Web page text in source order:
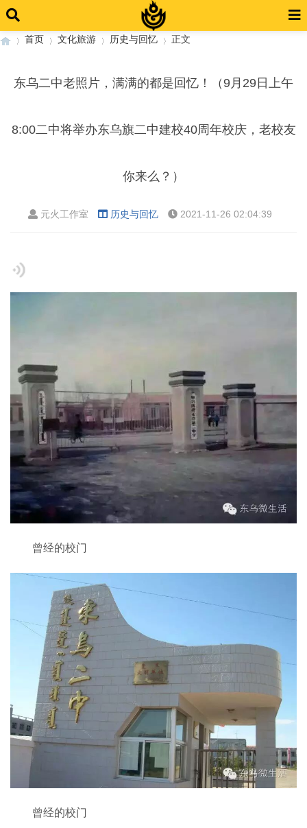
首页 文化旅游 历史与回忆 正文
东乌二中老照片，满满的都是回忆！（9月29日上午
8:00二中将举办东乌旗二中建校40周年校庆，老校友
你来么？）
元火工作室 历史与回忆 2021-11-26 02:04:39
曾经的校门
曾经的校门